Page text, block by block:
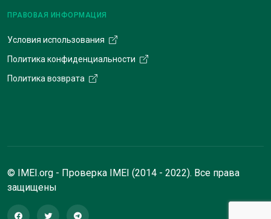
ПРАВОВАЯ ИНФОРМАЦИЯ
Условия использования
Политика конфиденциальности
Политика возврата
© IMEI.org - Проверка IMEI (2014 - 2022). Все права
защищены